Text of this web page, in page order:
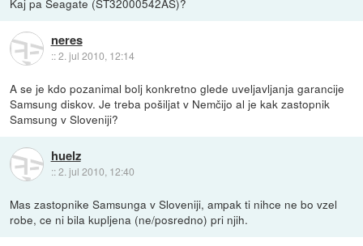
neres
::2. jul 2010, 12:14
A se je kdo pozanimal bolj konkretno glede uveljavljanja garancije
Samsung diskov. Je treba pošiljat v Nemčijo al je kak zastopnik
Samsung v Sloveniji?
huelz
::2. jul 2010, 12:40
Mas zastopnike Samsunga v Sloveniji, ampak ti nihce ne bo vzel
robe, ce ni bila kupljena (ne/posredno) pri njih.